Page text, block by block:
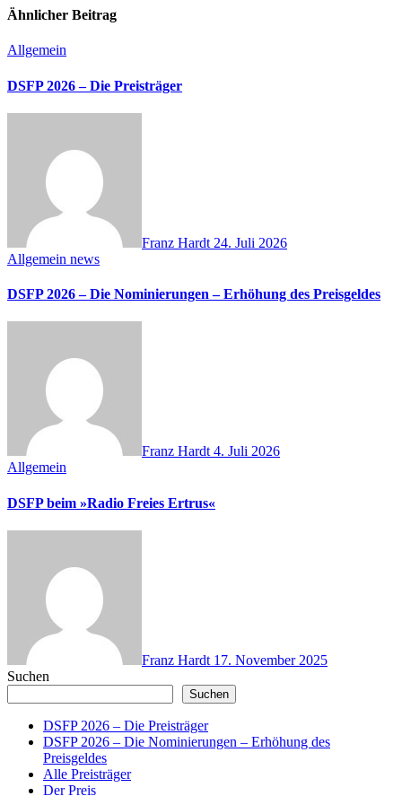
Ähnlicher Beitrag
Allgemein
DSFP 2026 – Die Preisträger
Franz Hardt 24. Juli 2026
Allgemein news
DSFP 2026 – Die Nominierungen – Erhöhung des Preisgeldes
Franz Hardt 4. Juli 2026
Allgemein
DSFP beim »Radio Freies Ertrus«
Franz Hardt 17. November 2025
Suchen
Suchen
DSFP 2026 – Die Preisträger
DSFP 2026 – Die Nominierungen – Erhöhung des
Preisgeldes
Alle Preisträger
Der Preis